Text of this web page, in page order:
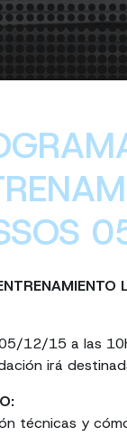
12/15 a las
irá
técnicas y